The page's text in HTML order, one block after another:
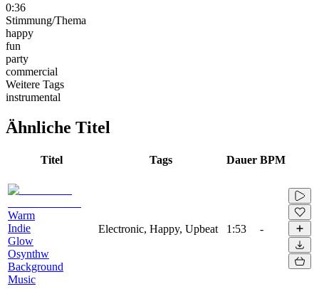
0:36
Stimmung/Thema
happy
fun
party
commercial
Weitere Tags
instrumental
Ähnliche Titel
Titel Tags Dauer BPM
Warm
Indie
Glow
Osynthw
Background
Music
Electronic, Happy, Upbeat 1:53 -